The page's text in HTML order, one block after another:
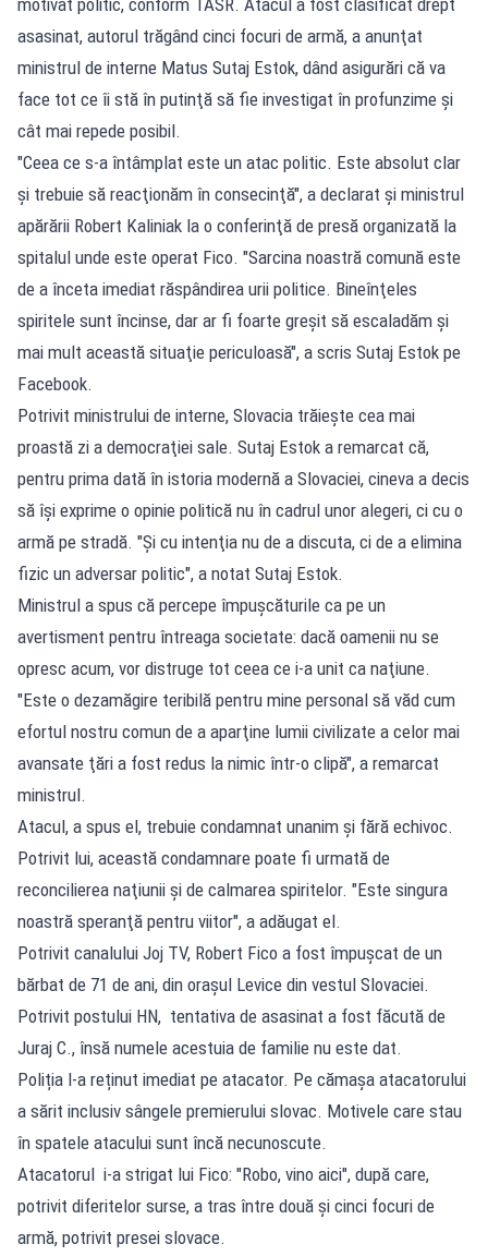
asasinat, autorul trăgând cinci focuri de armă, a anunţat
ministrul de interne Matus Sutaj Estok, dând asigurări că va
face tot ce îi stă în putinţă să fie investigat în profunzime şi
cât mai repede posibil.
"Ceea ce s-a întâmplat este un atac politic. Este absolut clar
şi trebuie să reacţionăm în consecinţă", a declarat şi ministrul
apărării Robert Kaliniak la o conferinţă de presă organizată la
spitalul unde este operat Fico. "Sarcina noastră comună este
de a înceta imediat răspândirea urii politice. Bineînţeles
spiritele sunt încinse, dar ar fi foarte greşit să escaladăm şi
mai mult această situaţie periculoasă", a scris Sutaj Estok pe
Facebook.
Potrivit ministrului de interne, Slovacia trăieşte cea mai
proastă zi a democraţiei sale. Sutaj Estok a remarcat că,
pentru prima dată în istoria modernă a Slovaciei, cineva a decis
să îşi exprime o opinie politică nu în cadrul unor alegeri, ci cu o
armă pe stradă. "Şi cu intenţia nu de a discuta, ci de a elimina
fizic un adversar politic", a notat Sutaj Estok.
Ministrul a spus că percepe împuşcăturile ca pe un
avertisment pentru întreaga societate: dacă oamenii nu se
opresc acum, vor distruge tot ceea ce i-a unit ca naţiune.
"Este o dezamăgire teribilă pentru mine personal să văd cum
efortul nostru comun de a aparţine lumii civilizate a celor mai
avansate ţări a fost redus la nimic într-o clipă", a remarcat
ministrul.
Atacul, a spus el, trebuie condamnat unanim şi fără echivoc.
Potrivit lui, această condamnare poate fi urmată de
reconcilierea naţiunii şi de calmarea spiritelor. "Este singura
noastră speranţă pentru viitor", a adăugat el.
Potrivit canalului Joj TV, Robert Fico a fost împușcat de un
bărbat de 71 de ani, din orașul Levice din vestul Slovaciei.
Potrivit postului HN, tentativa de asasinat a fost făcută de
Juraj C., însă numele acestuia de familie nu este dat.
Poliția l-a reținut imediat pe atacator. Pe cămașa atacatorului
a sărit inclusiv sângele premierului slovac. Motivele care stau
în spatele atacului sunt încă necunoscute.
Atacatorul i-a strigat lui Fico: "Robo, vino aici", după care,
potrivit diferitelor surse, a tras între două și cinci focuri de
armă, potrivit presei slovace.